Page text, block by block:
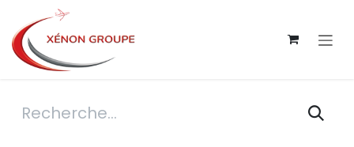
Se rendre au contenu